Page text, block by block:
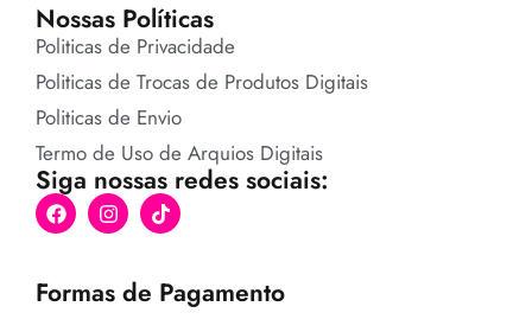
Nossas Políticas
Politicas de Privacidade
Politicas de Trocas de Produtos Digitais
Politicas de Envio
Termo de Uso de Arquios Digitais
Siga nossas redes sociais:
Formas de Pagamento